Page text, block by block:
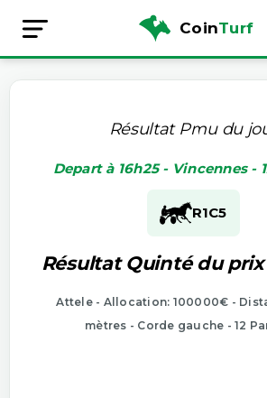
CoinTurf
Résultat Pmu du
Depart à 16h25 - Vincennes -
R1C5
Résultat Quinté du
Attele - Allocation: 100000€ -
mètres - Corde gauche - 12